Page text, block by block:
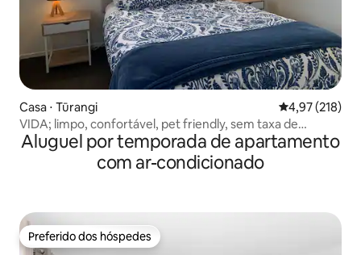
Casa ⋅ Tūrangi 4,97 de uma
4,97 (218)
VIDA; limpo, confortável, pet friendly, sem taxa de
limpeza
Aluguel por temporada de apartamento
com ar-condicionado
Preferido dos hóspedes
Preferido dos hóspedes